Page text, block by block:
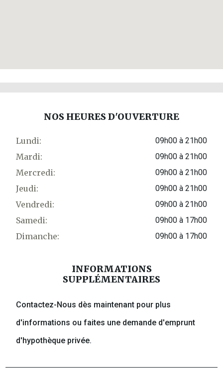
NOS HEURES D'OUVERTURE
Lundi: 09h00 à 21h00
Mardi: 09h00 à 21h00
Mercredi: 09h00 à 21h00
Jeudi: 09h00 à 21h00
Vendredi: 09h00 à 21h00
Samedi: 09h00 à 17h00
Dimanche: 09h00 à 17h00
INFORMATIONS
SUPPLÉMENTAIRES
Contactez-Nous dès maintenant pour plus
d'informations ou faites une demande d'emprunt
d'hypothèque privée.